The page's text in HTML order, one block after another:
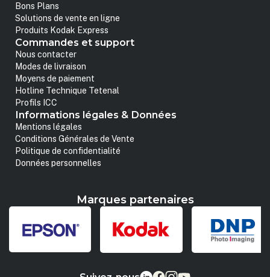
Bons Plans
Solutions de vente en ligne
Produits Kodak Express
Commandes et support
Nous contacter
Modes de livraison
Moyens de paiement
Hotline Technique Tetenal
Profils ICC
Informations légales & Données
Mentions légales
Conditions Générales de Vente
Politique de confidentialité
Données personnelles
Marques partenaires